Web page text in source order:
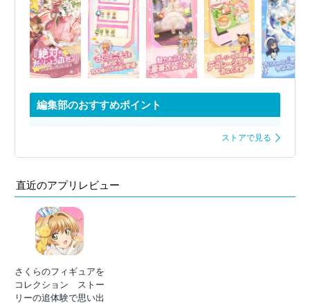
編集部のおすすめポイント
ストアで見る
直近のアプリレビュー
さくらのフィギュアを
コレクション ストー
リーの追体験で思い出